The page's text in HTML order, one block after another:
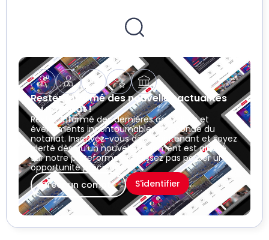
Restez informé des nouvelles actualités
du notariat !
Restez informé des dernières actualités et
événements incontournables du monde du
notariat. Inscrivez-vous dès maintenant et soyez
alerté dès qu’un nouvel événement est ajouté
sur notre plateforme. Ne laissez pas passer une
opportunité précieuse !
Créer un compte
S'identifier